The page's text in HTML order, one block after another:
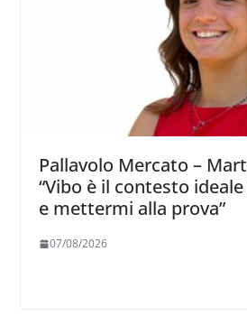
Pallavolo Mercato –
“Vibo è il contesto
e mettermi alla prova”
07/08/2026